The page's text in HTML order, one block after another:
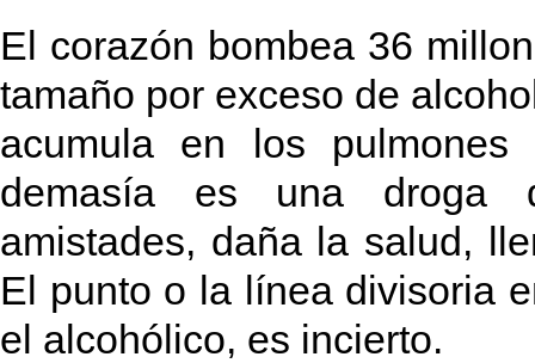
El corazón bombea 36
tamaño por exceso de
acumula en los
demasía es una droga
amistades, daña la salud,
El punto o la línea divisoria
el alcohólico, es incierto.